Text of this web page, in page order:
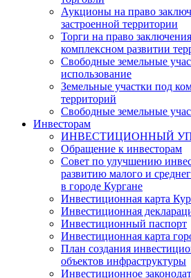
Аукционы на право
застроенной территории
Торги на право
комплексном развитии
Свободные земельные
использование
Земельные участки под
территорий
Свободные земельные
Инвесторам
ИНВЕСТИЦИОННЫЙ
Обращение к инвесторам
Совет по улучшению
развитию малого и
в городе Кургане
Инвестиционная карта
Инвестиционная
Инвестиционный паспорт
Инвестиционная карта
План создания
объектов инфраструктуры
Инвестиционное